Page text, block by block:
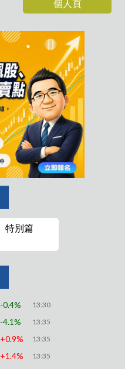
個人頁
特別篇
-0.4% 13:30
-4.1% 13:35
+0.9% 13:35
+1.4% 13:35